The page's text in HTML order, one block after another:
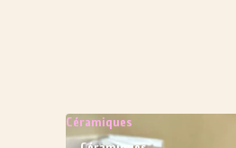
Céramiques